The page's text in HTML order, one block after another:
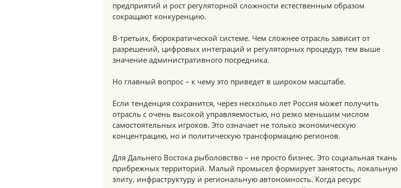
предприятий и рост регуляторной сложности естественным образом
сокращают конкуренцию.
В-третьих, бюрократической системе. Чем сложнее отрасль зависит от
разрешений, цифровых интеграций и регуляторных процедур, тем выше
значение административного посредника.
Но главный вопрос – к чему это приведет в широком масштабе.
Если тенденция сохранится, через несколько лет Россия может получить
отрасль с очень высокой управляемостью, но резко меньшим числом
самостоятельных игроков. Это означает не только экономическую
концентрацию, но и политическую трансформацию регионов.
Для Дальнего Востока рыболовство – не просто бизнес. Это социальная ткань
прибрежных территорий. Малый промысел формирует занятость, локальную
элиту, инфраструктуру и региональную автономность. Когда ресурс